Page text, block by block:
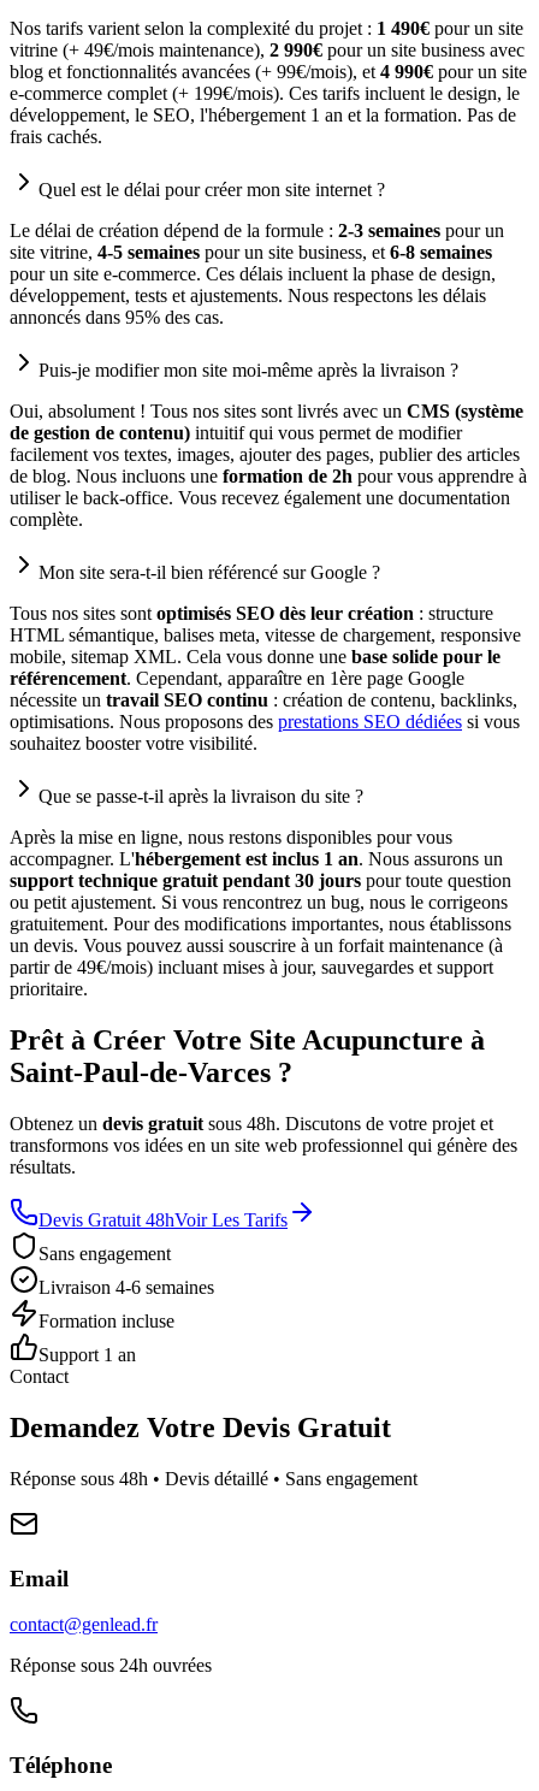
Nos tarifs varient selon la complexité du projet : 1 490€ pour un site
vitrine (+ 49€/mois maintenance), 2 990€ pour un site business avec
blog et fonctionnalités avancées (+ 99€/mois), et 4 990€ pour un site
e-commerce complet (+ 199€/mois). Ces tarifs incluent le design, le
développement, le SEO, l'hébergement 1 an et la formation. Pas de
frais cachés.
Quel est le délai pour créer mon site internet ?
Le délai de création dépend de la formule : 2-3 semaines pour un
site vitrine, 4-5 semaines pour un site business, et 6-8 semaines
pour un site e-commerce. Ces délais incluent la phase de design,
développement, tests et ajustements. Nous respectons les délais
annoncés dans 95% des cas.
Puis-je modifier mon site moi-même après la livraison ?
Oui, absolument ! Tous nos sites sont livrés avec un CMS (système
de gestion de contenu) intuitif qui vous permet de modifier
facilement vos textes, images, ajouter des pages, publier des articles
de blog. Nous incluons une formation de 2h pour vous apprendre à
utiliser le back-office. Vous recevez également une documentation
complète.
Mon site sera-t-il bien référencé sur Google ?
Tous nos sites sont optimisés SEO dès leur création : structure
HTML sémantique, balises meta, vitesse de chargement, responsive
mobile, sitemap XML. Cela vous donne une base solide pour le
référencement. Cependant, apparaître en 1ère page Google
nécessite un travail SEO continu : création de contenu, backlinks,
optimisations. Nous proposons des prestations SEO dédiées si vous
souhaitez booster votre visibilité.
Que se passe-t-il après la livraison du site ?
Après la mise en ligne, nous restons disponibles pour vous
accompagner. L'hébergement est inclus 1 an. Nous assurons un
support technique gratuit pendant 30 jours pour toute question
ou petit ajustement. Si vous rencontrez un bug, nous le corrigeons
gratuitement. Pour des modifications importantes, nous établissons
un devis. Vous pouvez aussi souscrire à un forfait maintenance (à
partir de 49€/mois) incluant mises à jour, sauvegardes et support
prioritaire.
Prêt à Créer Votre Site Acupuncture à
Saint-Paul-de-Varces ?
Obtenez un devis gratuit sous 48h. Discutons de votre projet et
transformons vos idées en un site web professionnel qui génère des
résultats.
Devis Gratuit 48hVoir Les Tarifs
Sans engagement
Livraison 4-6 semaines
Formation incluse
Support 1 an
Contact
Demandez Votre Devis Gratuit
Réponse sous 48h • Devis détaillé • Sans engagement
Email
contact@genlead.fr
Réponse sous 24h ouvrées
Téléphone